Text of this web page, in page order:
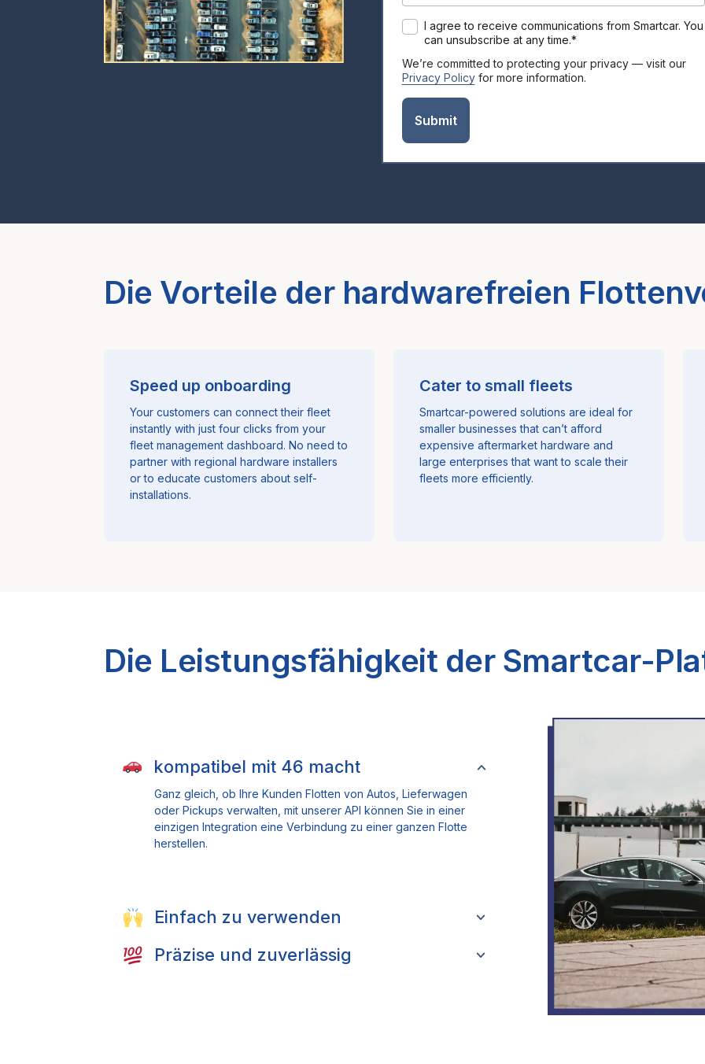
I agree to receive communications from Smartcar. You
can unsubscribe at any time.*
We’re committed to protecting your privacy — visit our
Privacy Policyfor more information.
Die Vorteile der hardwarefreien
Speed up onboarding
Your customers can connect their fleet
instantly with just four clicks from your
fleet management dashboard. No need to
partner with regional hardware installers
or to educate customers about self-
installations.
Cater to small fleets
Smartcar-powered solutions are ideal for
smaller businesses that can’t afford
expensive aftermarket hardware and
large enterprises that want to scale their
fleets more efficiently.
Die Leistungsfähigkeit der Smartcar-
kompatibel mit 46 macht
Ganz gleich, ob Ihre Kunden Flotten von Autos, Lieferwagen
oder Pickups verwalten, mit unserer API können Sie in einer
einzigen Integration eine Verbindung zu einer ganzen Flotte
herstellen.
Einfach zu verwenden
Präzise und zuverlässig